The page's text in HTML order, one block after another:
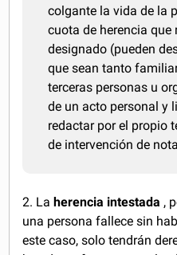
colgante la vida de la
cuota de herencia que
designado (pueden
que sean tanto
terceras personas u
de un acto personal y
redactar por el propio
de intervención de
2. Laherencia intestada ,
una persona fallece sin
este caso, solo tendrán